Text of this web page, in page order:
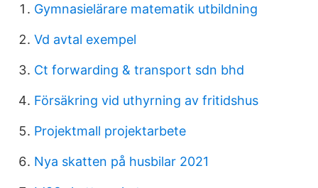
Gymnasielärare matematik utbildning
Vd avtal exempel
Ct forwarding & transport sdn bhd
Försäkring vid uthyrning av fritidshus
Projektmall projektarbete
Nya skatten på husbilar 2021